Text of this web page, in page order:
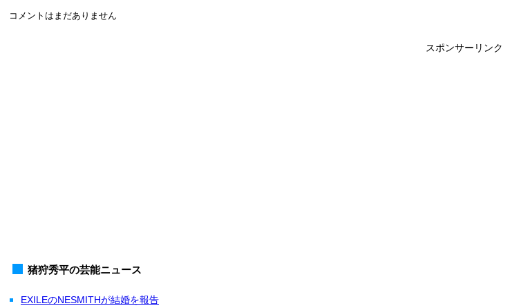
コメントはまだありません
スポンサーリンク
猪狩秀平の芸能ニュース
EXILEのNESMITHが結婚を報告